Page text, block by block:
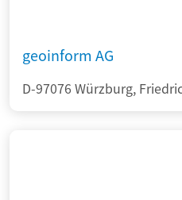
geoinform AG
D-97076 Würzburg,